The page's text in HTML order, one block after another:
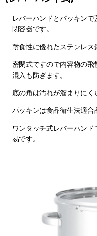
レバーハンドとパッキン
閉容器です。
耐食性に優れたステンレス
密閉式ですので内容物の
混入も防ぎます。
底の角は汚れが溜まりにく
パッキンは食品衛生法適合
ワンタッチ式レバーハン
易です。